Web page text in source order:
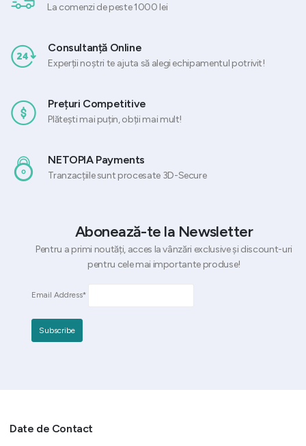
La comenzi de peste 1000 lei
Consultanță Online
Experții noștri te ajuta să alegi echipamentul potrivit!
Prețuri Competitive
Plătești mai puțin, obții mai mult!
NETOPIA Payments
Tranzacțiile sunt procesate 3D-Secure
Abonează-te la Newsletter
Pentru a primi noutăți, acces la vânzări exclusive și discount-uri
pentru cele mai importante produse!
Email Address*
Date de Contact